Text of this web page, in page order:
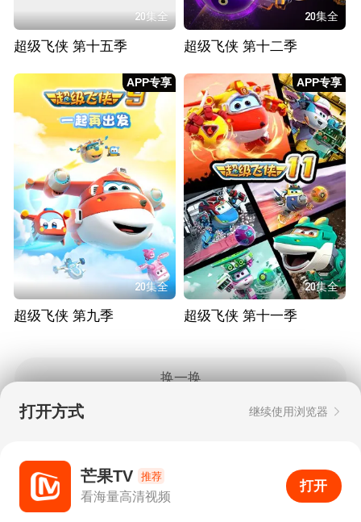
20集全
超级飞侠 第十五季
20集全
超级飞侠 第十二季
APP专享
20集全
超级飞侠 第九季
APP专享
20集全
超级飞侠 第十一季
换一换
3
打开APP
打开方式 继续使用浏览器
芒果TV 推荐
看海量高清视频
打开